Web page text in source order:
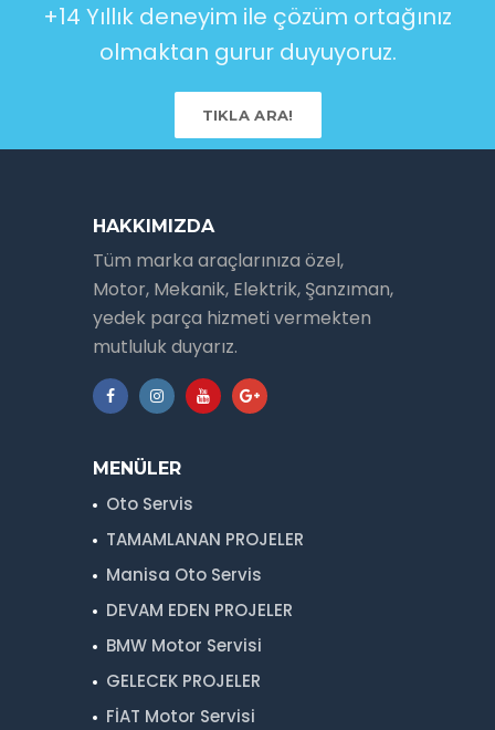
+14 Yıllık deneyim ile çözüm ortağınız
olmaktan gurur duyuyoruz.
TIKLA ARA!
HAKKIMIZDA
Tüm marka araçlarınıza özel,
Motor, Mekanik, Elektrik, Şanzıman,
yedek parça hizmeti vermekten
mutluluk duyarız.
MENÜLER
Oto Servis
TAMAMLANAN PROJELER
Manisa Oto Servis
DEVAM EDEN PROJELER
BMW Motor Servisi
GELECEK PROJELER
FİAT Motor Servisi